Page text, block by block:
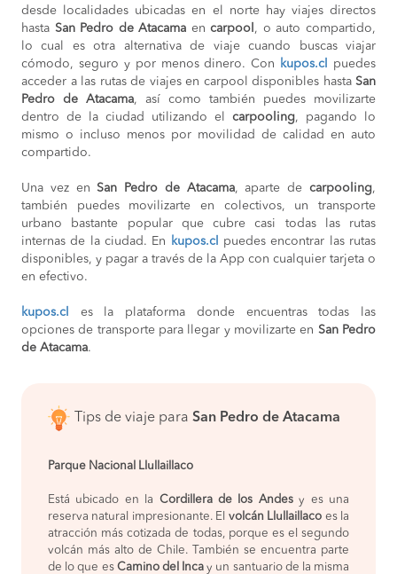
desde localidades ubicadas en el norte hay viajes directos
hasta San Pedro de Atacama en carpool , o auto compartido,
lo cual es otra alternativa de viaje cuando buscas viajar
cómodo, seguro y por menos dinero. Con
kupos.cl
puedes
acceder a las rutas de viajes en carpool disponibles hasta San
Pedro de Atacama, así como también puedes movilizarte
dentro de la ciudad utilizando el carpooling, pagando lo
mismo o incluso menos por movilidad de calidad en auto
compartido.
Una vez enSan Pedro de Atacama, aparte decarpooling,
también puedes movilizarte en colectivos, un transporte
urbano bastante popular que cubre casi todas las rutas
internas de la ciudad. En
kupos.cl
puedes encontrar las rutas
disponibles, y pagar a través de la App con cualquier tarjeta o
en efectivo.
kupos.cl
es la plataforma donde encuentras todas las
opciones de transporte para llegar y movilizarte en San Pedro
de Atacama.
Tips de viaje para San Pedro de Atacama
Parque Nacional Llullaillaco
Está ubicado en la Cordillera de los Andesy es una
reserva natural impresionante. El volcán Llullaillaco es la
atracción más cotizada de todas, porque es el segundo
volcán más alto de Chile. También se encuentra parte
de lo que es Camino del Inca y un santuario de la misma